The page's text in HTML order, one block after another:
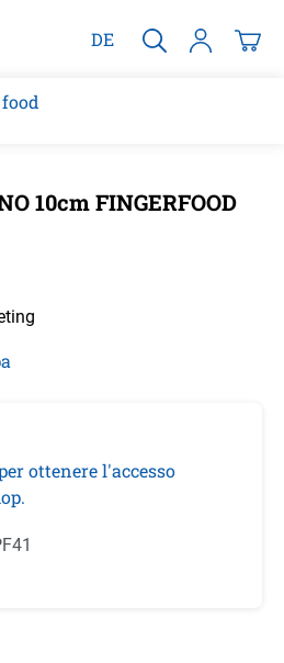
DE
10cm FINGERFOOD
ottenere l'accesso